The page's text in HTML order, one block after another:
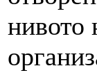
нивото